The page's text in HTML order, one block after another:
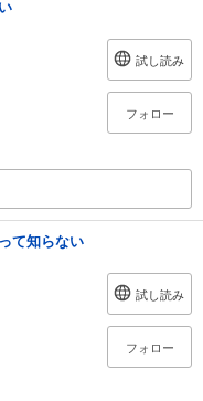
試し読み
フォロー
て知らない
試し読み
フォロー